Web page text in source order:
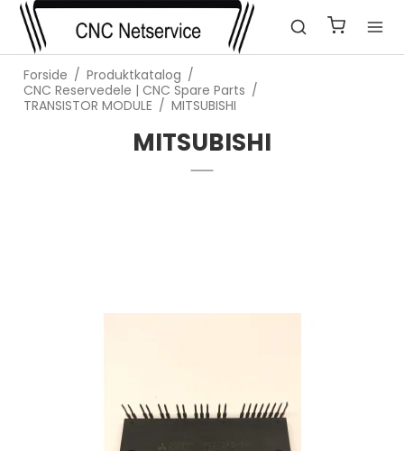
Forside / Produktkatalog /
CNC Reservedele | CNC Spare Parts /
TRANSISTOR MODULE / MITSUBISHI
MITSUBISHI